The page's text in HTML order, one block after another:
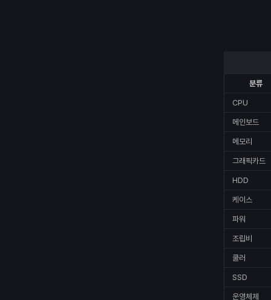
분류
CPU
메인보드
메모리
그래픽카드
HDD
케이스
파워
조립비
쿨러
SSD
운영체제